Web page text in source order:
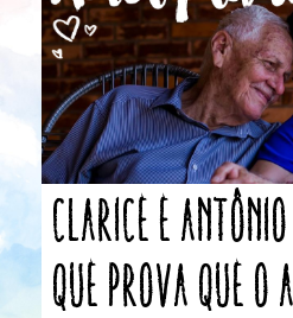
Clarice e Antônio
que prova que o